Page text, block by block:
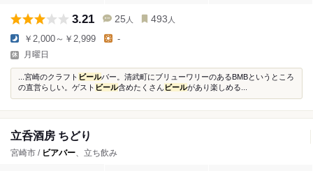
3.21 25 人 493 人
￥2,000～￥2,999 -
月曜日
...宮崎のクラフト ビールバー。清武町にブリューワリーのあるBMBというところ
の直営らしい。ゲスト ビール含めたくさん ビールがあり楽しめる...
立呑酒房 ちどり
宮崎市 / ビアバー、立ち飲み